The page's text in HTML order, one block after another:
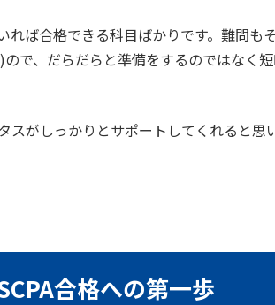
ば合格できる科目ばかりです。難問も
で、だらだらと準備をするのではなく
がしっかりとサポートしてくれると思
合格への第一歩